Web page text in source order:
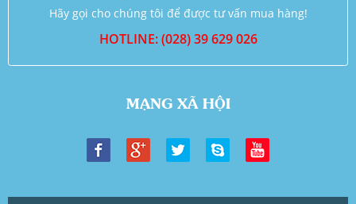
Hãy gọi cho chúng tôi để được tư vấn mua hàng!
HOTLINE: (028) 39 629 026
MẠNG XÃ HỘI